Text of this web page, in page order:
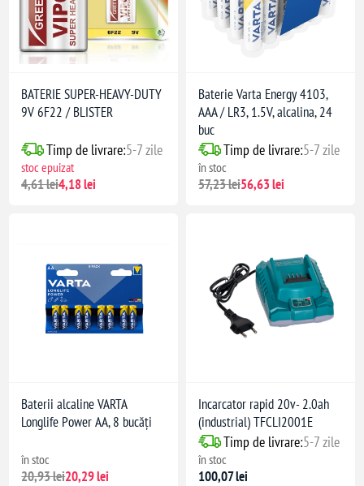
BATERIE SUPER-HEAVY-DUTY
9V 6F22 / BLISTER
Timp de livrare:5-7 zile
stoc epuizat
4,61 lei4,18 lei
Baterie Varta Energy 4103,
AAA / LR3, 1.5V, alcalina, 24
buc
Timp de livrare:5-7 zile
în stoc
57,23 lei56,63 lei
Baterii alcaline VARTA
Longlife Power AA, 8 bucăți
în stoc
20,93 lei20,29 lei
Incarcator rapid 20v- 2.0ah
(industrial) TFCLI2001E
Timp de livrare:5-7 zile
în stoc
100,07 lei